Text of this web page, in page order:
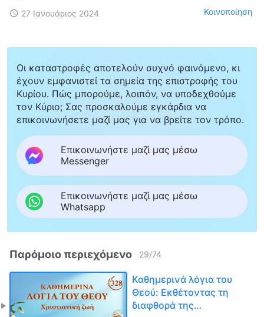
27 Ιανουάριος 2024 Κοινοποίηση
Οι καταστροφές αποτελούν συχνό φαινόμενο, κι
έχουν εμφανιστεί τα σημεία της επιστροφής του
Κυρίου. Πώς μπορούμε, λοιπόν, να υποδεχθούμε
τον Κύριο; Σας προσκαλούμε εγκάρδια να
επικοινωνήσετε μαζί μας για να βρείτε τον τρόπο.
Επικοινωνήστε μαζί μας μέσω
Messenger
Επικοινωνήστε μαζί μας μέσω
Whatsapp
Παρόμοιο περιεχόμενο 29/74
Καθημερινά λόγια του
Θεού: Εκθέτοντας τη
διαφθορά της